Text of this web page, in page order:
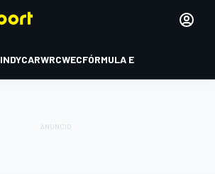
INDYCARWRCWECFÓRMULA E